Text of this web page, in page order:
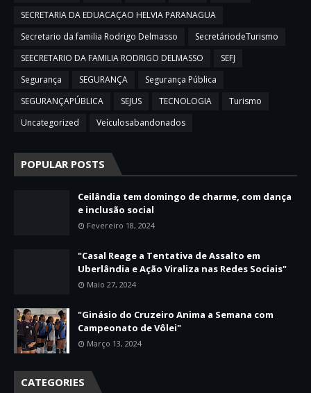
SECRETARIA DA EDUACAÇAO HELVIA PARANAGUA
Secretario da familia Rodrigo Delmasso
SecretáriodeTurismo
SEECRETARIO DA FAMILIA RODRIGO DELMASSO
SEFJ
Segurança
SEGURANÇA
Segurança Pública
SEGURANÇAPÚBLICA
SEJUS TECNOLOGIA
Turismo
Uncategorized
Veículosabandonados
POPULAR POSTS
Ceilândia tem domingo de charme, com dança
e inclusão social
Fevereiro 18, 2024
"Casal Reage a Tentativa de Assalto em
Uberlândia e Ação Viraliza nas Redes Sociais"
Maio 27, 2024
"Ginásio do Cruzeiro Anima a Semana com
Campeonato de Vôlei"
Março 13, 2024
CATEGORIES